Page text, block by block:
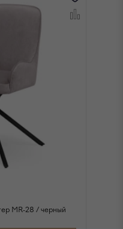
MR-28 / черный